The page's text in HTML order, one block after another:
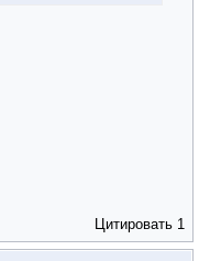
Цитировать 1